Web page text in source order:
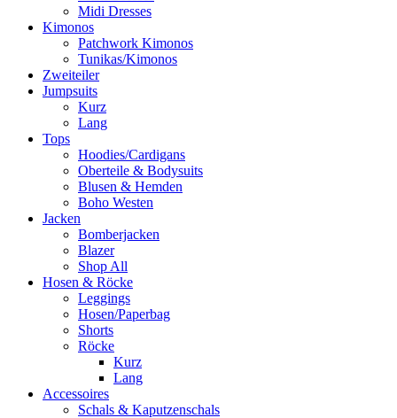
Midi Dresses
Kimonos
Patchwork Kimonos
Tunikas/Kimonos
Zweiteiler
Jumpsuits
Kurz
Lang
Tops
Hoodies/Cardigans
Oberteile & Bodysuits
Blusen & Hemden
Boho Westen
Jacken
Bomberjacken
Blazer
Shop All
Hosen & Röcke
Leggings
Hosen/Paperbag
Shorts
Röcke
Kurz
Lang
Accessoires
Schals & Kaputzenschals